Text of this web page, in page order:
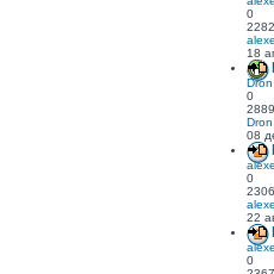
0
18
Dron
0
Dron
08
0
22
0